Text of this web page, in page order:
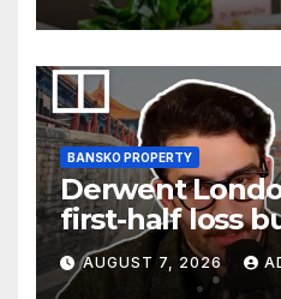
BANSKO PROPERTY
Derwent
first-half loss
earnings
AUGUST 7, 2026